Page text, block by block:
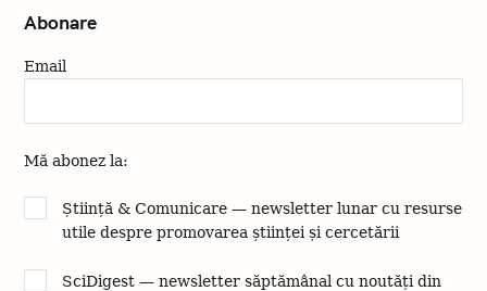
a
Abonare
Email
Mă abonez la:
Știință & Comunicare — newsletter lunar cu resurse
utile despre promovarea științei și cercetării
SciDigest — newsletter săptămânal cu noutăți din